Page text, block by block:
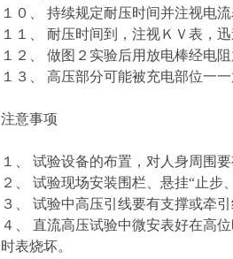
１０、 持续规定耐压时间并注视电流
１１、 耐压时间到，注视ＫＶ表，迅
１２、 做图２实验后用放电棒经电
１３、 高压部分可能被充电部位一
注意事项
１、 试验设备的布置，对人身周围
２、 试验现场安装围栏、悬挂“止步
３、 试验中高压引线要有支撑或牵
４、 直流高压试验中微安表好在高
时表烧坏。